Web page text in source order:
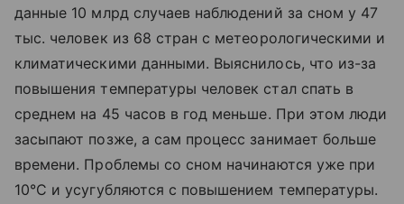
данные 10 млрд случаев наблюдений за сном у 47
тыс. человек из 68 стран с метеорологическими и
климатическими данными. Выяснилось, что из-за
повышения температуры человек стал спать в
среднем на 45 часов в год меньше. При этом люди
засыпают позже, а сам процесс занимает больше
времени. Проблемы со сном начинаются уже при
10°С и усугубляются с повышением температуры.